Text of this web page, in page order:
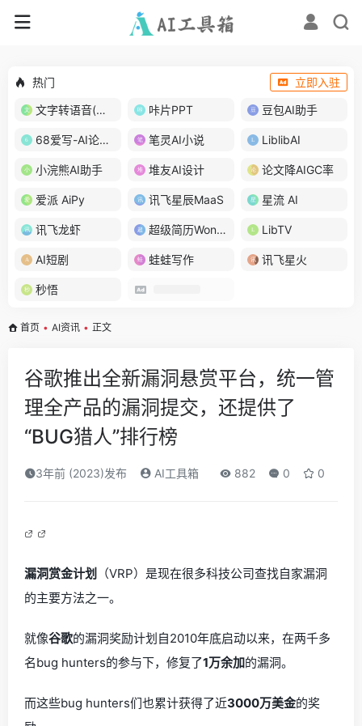
热门
立即入驻
文字转语音(琅琅配音)
咔片PPT 豆包AI助手
68爱写-AI论文写作 笔灵AI小说 LiblibAI
小浣熊AI助手 堆友AI设计 论文降AIGC率
爱派 AiPy 讯飞星辰MaaS 星流 AI
讯飞龙虾 超级简历WonderCV LibTV
AI短剧 蛙蛙写作 讯飞星火
秒悟
首页 • AI资讯 • 正文
谷歌推出全新漏洞悬赏平台，统一管
理全产品的漏洞提交，还提供了
“BUG猎人”排行榜
3年前 (2023)发布 AI工具箱 882 0 0
漏洞赏金计划
（VRP）是现在很多科技公司查找自家漏洞
的主要方法之一。
就像谷歌的漏洞奖励计划自2010年底启动以来，在两千多
名bug hunters的参与下，修复了1万余加的漏洞。
而这些bug hunters们也累计获得了近3000万美金的奖